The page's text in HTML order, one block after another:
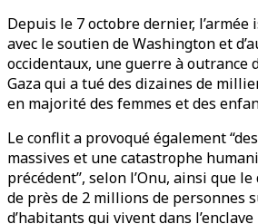
Depuis le 7 octobre dernier,
avec le soutien de Washington et
occidentaux, une guerre à outrance
Gaza qui a tué des dizaines de
en majorité des femmes et des
Le conflit a provoqué également
massives et une catastrophe
précédent’’, selon l’Onu, ainsi que
de près de 2 millions de personnes
d’habitants qui vivent dans